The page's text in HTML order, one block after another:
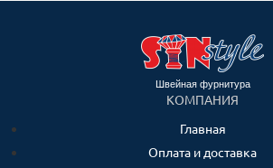
Швейная фурнитура
КОМПАНИЯ
Главная
Оплата и доставка